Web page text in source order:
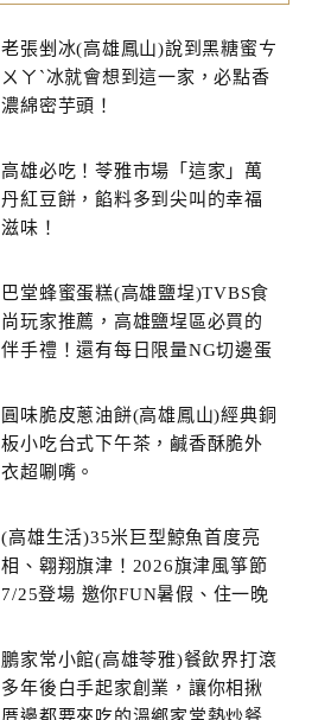
老張剉冰(高雄鳳山)說到黑糖蜜ㄘ
ㄨㄚˋ冰就會想到這一家，必點香
濃綿密芋頭！
高雄必吃！苓雅市場「這家」萬
丹紅豆餅，餡料多到尖叫的幸福
滋味！
巴堂蜂蜜蛋糕(高雄鹽埕)TVBS食
尚玩家推薦，高雄鹽埕區必買的
伴手禮！還有每日限量NG切邊蛋
圓味脆皮蔥油餅(高雄鳳山)經典銅
板小吃台式下午茶，鹹香酥脆外
衣超唰嘴。
(高雄生活)35米巨型鯨魚首度亮
相、翱翔旗津！2026旗津風箏節
7/25登場 邀你FUN暑假、住一晚
鵬家常小館(高雄苓雅)餐飲界打滾
多年後白手起家創業，讓你相揪